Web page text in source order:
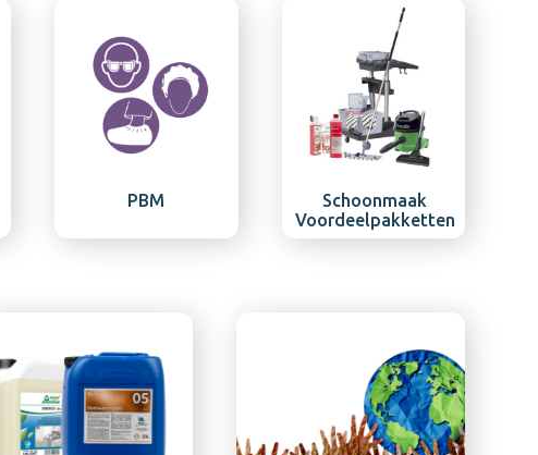
PBM
Schoonmaak
Voordeelpakketten